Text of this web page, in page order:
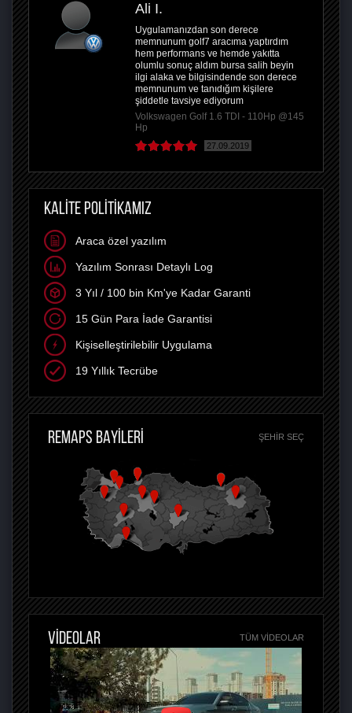
Ali I.
Uygulamanızdan son derece
memnunum golf7 aracıma yaptırdım
hem performans ve hemde yakıtta
olumlu sonuç aldım bursa salih beyin
ilgi alaka ve bilgisindende son derece
memnunum ve tanıdığım kişilere
şiddetle tavsiye ediyorum
Volkswagen Golf 1.6 TDI - 110Hp @145
Hp
27.09.2019
KALİTE POLİTİKAMIZ
Araca özel yazılım
Yazılım Sonrası Detaylı Log
3 Yıl / 100 bin Km'ye Kadar Garanti
15 Gün Para İade Garantisi
Kişiselleştirilebilir Uygulama
19 Yıllık Tecrübe
REMAPS BAYİLERİ ŞEHIR SEÇ
VİDEOLAR TÜM VIDEOLAR